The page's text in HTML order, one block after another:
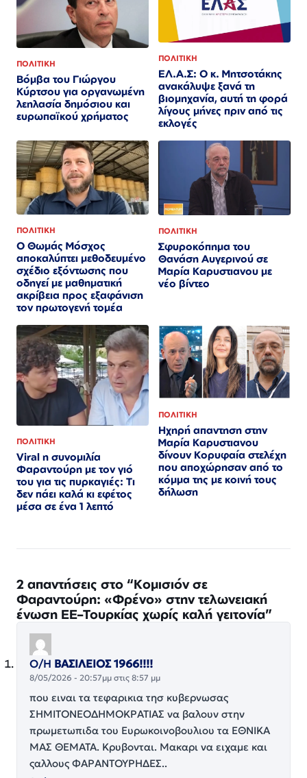
ΠΟΛΙΤΙΚΗ
Βόμβα του Γιώργου
Κύρτσου για οργανωμένη
λεηλασία δημόσιου και
ευρωπαϊκού χρήματος
ΠΟΛΙΤΙΚΗ
ΕΛ.Α.Σ: Ο κ. Μητσοτάκης
ανακάλυψε ξανά τη
βιομηχανία, αυτή τη φορά
λίγους μήνες πριν από τις
εκλογές
ΠΟΛΙΤΙΚΗ
Ο Θωμάς Μόσχος
αποκαλύπτει μεθοδευμένο
σχέδιο εξόντωσης που
οδηγεί με μαθηματική
ακρίβεια προς εξαφάνιση
τον πρωτογενή τομέα
ΠΟΛΙΤΙΚΗ
Σφυροκόπημα του
Θανάση Αυγερινού σε
Μαρία Καρυστιανου με
νέο βίντεο
ΠΟΛΙΤΙΚΗ
Viral η συνομιλία
Φαραντούρη με τον γιό
του για τις πυρκαγιές: Τι
δεν πάει καλά κι εφέτος
μέσα σε ένα 1 λεπτό
ΠΟΛΙΤΙΚΗ
Ηχηρή απαντηση στην
Μαρία Καρυστιανου
δίνουν Κορυφαία στελέχη
που αποχώρησαν από το
κόμμα της με κοινή τους
δήλωση
2 απαντήσεις στο “Κομισιόν σε
Φαραντούρη: «Φρένο» στην τελωνειακή
ένωση ΕΕ–Τουρκίας χωρίς καλή γειτονία”
Ο/Η ΒΑΣΙΛΕΙΟΣ 1966!!!!
8/05/2026 - 20:57μμ στις 8:57 μμ
που ειναι τα τεφαρικια τησ κυβερνωσας
ΣΗΜΙΤΟΝΕΟΔΗΜΟΚΡΑΤΙΑΣ να βαλουν στην
πρωμετωπιδα του Ευρωκοινοβουλιου τα ΕΘΝΙΚΑ
ΜΑΣ ΘΕΜΑΤΑ. Κρυβονται. Μακαρι να ειχαμε και
ςαλλους ΦΑΡΑΝΤΟΥΡΗΔΕΣ..